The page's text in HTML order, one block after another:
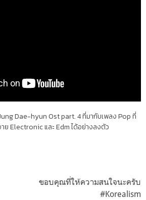
Dae-hyunOst part. 4 ที่มากับเพลงPopที่
ย Electronic และ Edm ได้อย่างลงตัว
ขอบคุณที่ให้ความสนใจนะครับ
#Korealism